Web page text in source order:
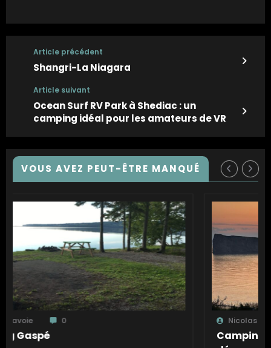
Article précédent
Shangri-La Niagara
Article suivant
Ocean Surf RV Park à Shediac : un
camping idéal pour les amateurs de VR
VOUS AVEZ PEUT-ÊTRE MANQUÉ
Camping Côte Surprise : un joyau